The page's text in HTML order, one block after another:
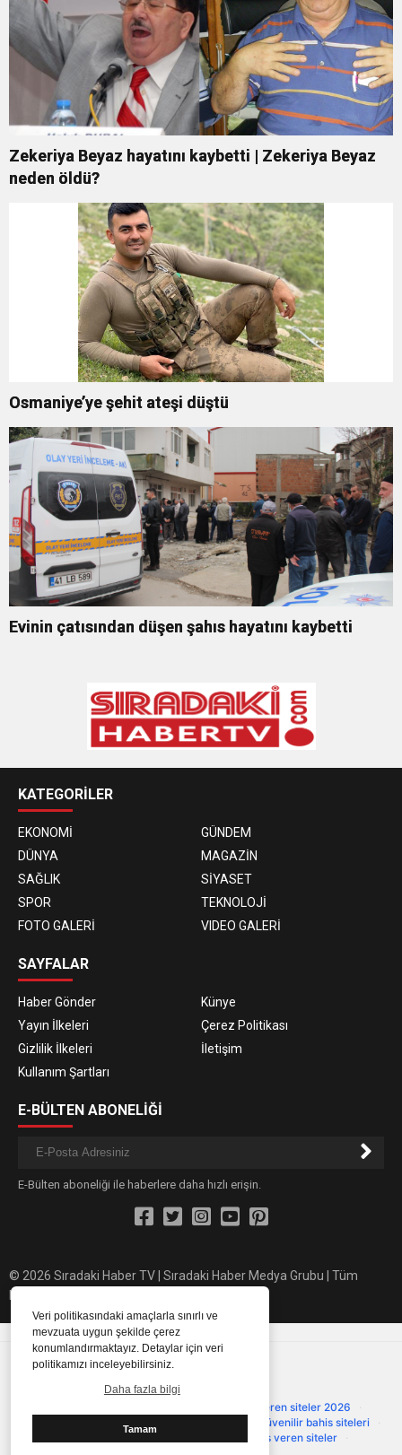
Veri politikasındaki amaçlarla sınırlı ve
mevzuata uygun şekilde çerez
konumlandırmaktayız. Detaylar için veri
politikamızı inceleyebilirsiniz.
Daha fazla bilgi
Tamam
Zekeriya Beyaz hayatını kaybetti | Zekeriya Beyaz
neden öldü?
Osmaniye’ye şehit ateşi düştü
Evinin çatısından düşen şahıs hayatını kaybetti
KATEGORİLER
EKONOMİ
GÜNDEM
DÜNYA
MAGAZİN
SAĞLIK
SİYASET
SPOR
TEKNOLOJİ
FOTO GALERİ
VIDEO GALERİ
SAYFALAR
Haber Gönder
Künye
Yayın İlkeleri
Çerez Politikası
Gizlilik İlkeleri
İletişim
Kullanım Şartları
E-BÜLTEN ABONELİĞİ
E-Bülten aboneliği ile haberlere daha hızlı erişin.
© 2026 Sıradaki Haber TV | Sıradaki Haber Medya Grubu | Tüm
hakları saklıdır.
Güvenilir Siteler
Onaylanmış ve güvenilir platformlar
Deneme bonusu veren siteler 2026
·
Güvenilir bahis siteleri
·
Bonus veren siteler
·